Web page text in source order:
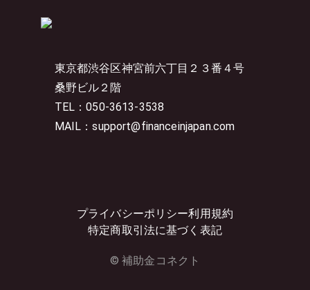
東京都渋谷区神宮前六丁目２３番４号
桑野ビル２階
TEL：050-3613-3538
MAIL：support@financeinjapan.com
プライバシーポリシー利用規約
特定商取引法に基づく表記
© 補助金コネクト